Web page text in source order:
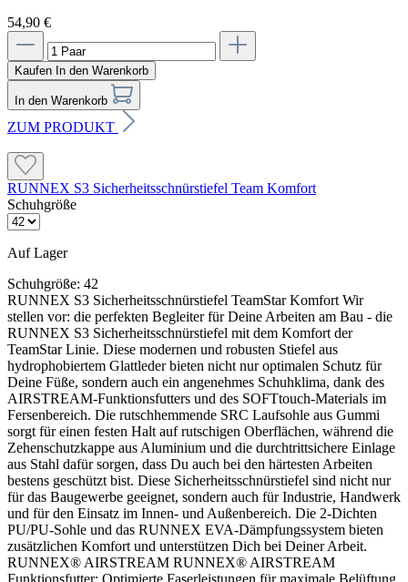
54,90 €
Kaufen In den Warenkorb
In den Warenkorb
ZUM PRODUKT
RUNNEX S3 Sicherheitsschnürstiefel Team Komfort
Schuhgröße
Auf Lager
Schuhgröße: 42
RUNNEX S3 Sicherheitsschnürstiefel TeamStar Komfort Wir
stellen vor: die perfekten Begleiter für Deine Arbeiten am Bau - die
RUNNEX S3 Sicherheitsschnürstiefel mit dem Komfort der
TeamStar Linie. Diese modernen und robusten Stiefel aus
hydrophobiertem Glattleder bieten nicht nur optimalen Schutz für
Deine Füße, sondern auch ein angenehmes Schuhklima, dank des
AIRSTREAM-Funktionsfutters und des SOFTtouch-Materials im
Fersenbereich. Die rutschhemmende SRC Laufsohle aus Gummi
sorgt für einen festen Halt auf rutschigen Oberflächen, während die
Zehenschutzkappe aus Aluminium und die durchtrittsichere Einlage
aus Stahl dafür sorgen, dass Du auch bei den härtesten Arbeiten
bestens geschützt bist. Diese Sicherheitsschnürstiefel sind nicht nur
für das Baugewerbe geeignet, sondern auch für Industrie, Handwerk
und für den Einsatz im Innen- und Außenbereich. Die 2-Dichten
PU/PU-Sohle und das RUNNEX EVA-Dämpfungssystem bieten
zusätzlichen Komfort und unterstützen Dich bei Deiner Arbeit.
RUNNEX® AIRSTREAM RUNNEX® AIRSTREAM
Funktionsfutter: Optimierte Faserleistungen für maximale Belüftung,